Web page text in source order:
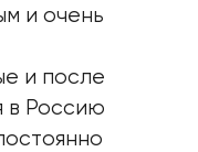
и очень
и после
в Россию